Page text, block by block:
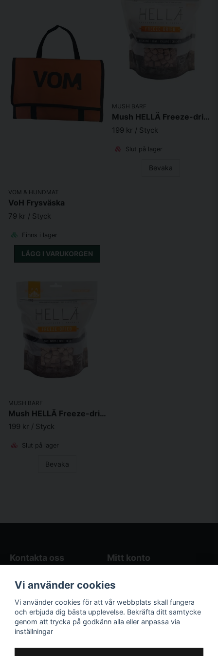
VOM & HUNDMAT
VoH Frysväska
79 kr / Styck
Finns i lager
LÄGG I VARUKORGEN
MUSH BARF
Mush HELLÄ Freeze-dried Kyckling 250g
199 kr / Styck
Slut på lager
Bevaka
MUSH BARF
Mush HELLÄ Freeze-dried Nöt 250g
199 kr / Styck
Slut på lager
Bevaka
Kontakta oss
Butikens öppettider
Kontakta oss
Mitt konto
Registrera dig
Följ oss på sociala
medier!
Våra räkneverktyg
Vi använder cookies
Vi använder cookies för att vår webbplats skall fungera
och erbjuda dig bästa upplevelse. Bekräfta ditt samtycke
genom att trycka på godkänn alla eller anpassa via
inställningar